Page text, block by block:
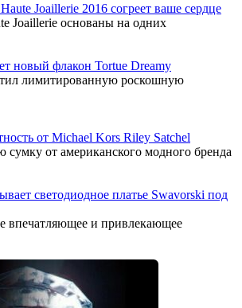
Joaillerie 2016 согреет ваше сердце
Joaillerie основаны на одних
новый флакон Tortue Dreamy
лимитированную роскошную
от Michael Kors Riley Satchel
сумку от американского модного бренда
светодиодное платье Swavorski под
впечатляющее и привлекающее